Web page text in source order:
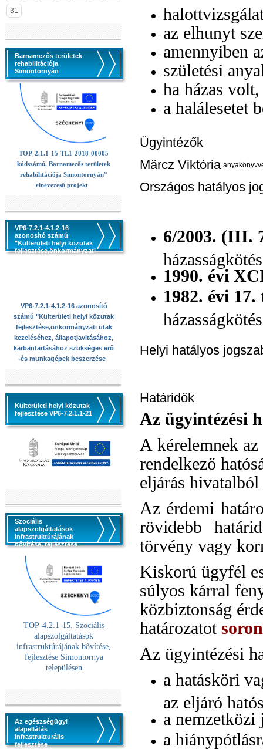
31
Barnamezős területek
rehabilitációja
Simontornyán
TOP-2.1.1-15-TL1-2018-00005
kódszámú, Barnamezős területek
rehabilitációja Simontornyán”
elnevezésű projekt
VP6-7.2.1-4.1.2-16
azonosító számú
"Külterületi helyi közutak
fejlesztése,önkormányzati
VP6-7.2.1-4.1.2-16 azonosító
számú "Külterületi helyi közutak
fejlesztése,önkormányzati utak
kezeléséhez, állapotjavitásához,
karbantartásához szükséges erő
-és munkagépek beszerzése
Külterületi helyi közutak
fejlesztése VP6-7.2.1.1-21
Szociális
alapszolgáltatások
infrastruktúrájának
bővítése, fejlesztése
TOP-4.2.1-15. Szociális
alapszolgáltatások
infrastruktúrájának bővítése,
fejlesztése Simontornya
településen
Az egészségügyi
alapellátás
infrastrukturális
fejlesztése
az elhunyt
amennyiben
születési
ha házas
a halálesetet
Ügyintézők
Märcz Viktória
Országos hatályos
6/2003. (III.
1990. évi
1982. évi
Helyi hatályos
Határidők
Az ügyintézési
A kérelemnek
rendelkező
eljárás
Az érdemi
rövidebb
törvény vagy
Kiskorú ügyfél
súlyos kárral
közbiztonság
határozatot
Az ügyintézési
a hatásköri
az eljáró
a nemzetközi
a